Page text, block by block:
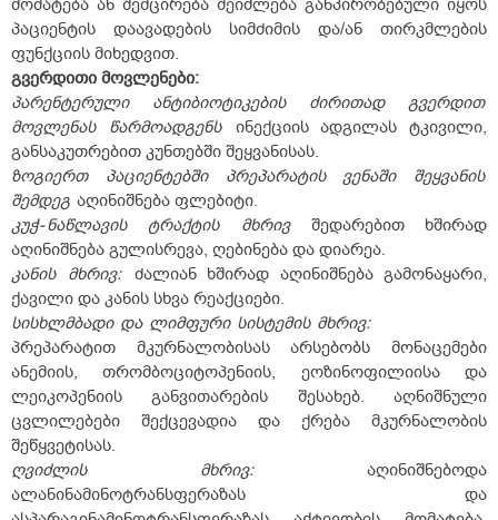
მომატება ან შემცირება შეიძლება განპირობებული იყოს
პაციენტის დაავადების სიმძიმის და/ან თირკმლების
ფუნქციის მიხედვით.
გვერდითი მოვლენები:
პარენტერული
ანტიბიოტიკების ძირითად გვერდით
მოვლენას წარმოადგენს ინექციის ადგილას ტკივილი,
განსაკუთრებით კუნთებში შეყვანისას.
ზოგიერთ
პაციენტებში პრეპარატის ვენაში
შეყვანის
შემდეგ აღინიშნება ფლებიტი.
კუჭ-ნაწლავის ტრაქტის მხრივ შედარებით ხშირად
აღინიშნება გულისრევა, ღებინება და დიარეა.
კანის მხრივ: ძალიან ხშირად აღინიშნება გამონაყარი,
ქავილი და კანის სხვა რეაქციები.
სისხლმბადი და ლიმფური სისტემის მხრივ:
პრეპარატით მკურნალობისას არსებობს მონაცემები
ანემიის, თრომბოციტოპენიის, ეოზინოფილიისა და
ლეიკოპენიის განვითარების შესახებ. აღნიშნული
ცვლილებები შექცევადია და ქრება მკურნალობის
შეწყვეტისას.
ღვიძლის
მხრივ: აღინიშნებოდა
ალანინამინოტრანსფერაზას და